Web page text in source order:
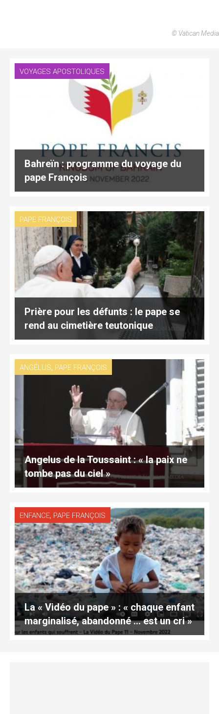
© Vatican Media
VOYAGES APOSTOLIQUES
Bahreïn : programme du voyage du
pape François
PAPE FRANÇOIS
Prière pour les défunts : le pape se
rend au cimetière teutonique
ANGÉLUS, PAPE FRANÇOIS
Angelus de la Toussaint : « la paix ne
tombe pas du ciel »
ENFANCE, PAPE FRANÇOIS
La « Vidéo du pape » : « chaque enfant
marginalisé, abandonné … est un cri »